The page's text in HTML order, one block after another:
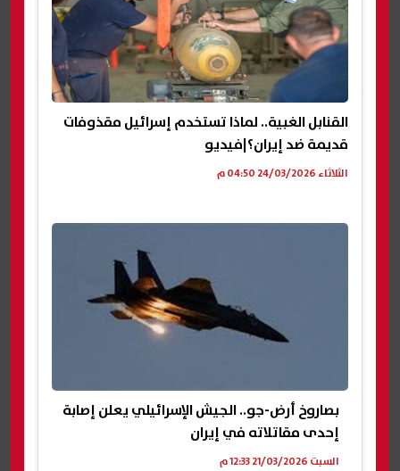
القنابل الغبية.. لماذا تستخدم إسرائيل مقذوفات
قديمة ضد إيران؟|فيديو
الثلاثاء 24/03/2026 04:50 م
بصاروخ أرض-جو.. الجيش الإسرائيلي يعلن إصابة
إحدى مقاتلاته في إيران
السبت 21/03/2026 12:33 م